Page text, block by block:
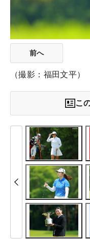
前へ
（撮影：福田文平）
こ